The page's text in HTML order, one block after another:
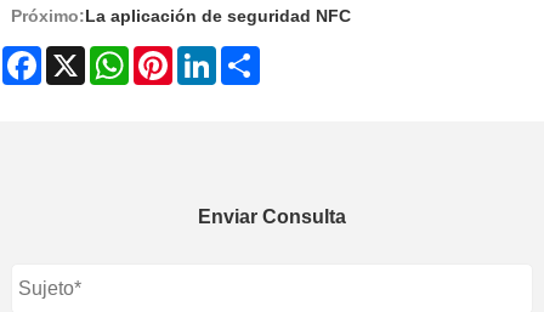
Próximo:La aplicación de seguridad NFC
Facebook
X WhatsApp
PinterestLinkedIn
Enviar Consulta